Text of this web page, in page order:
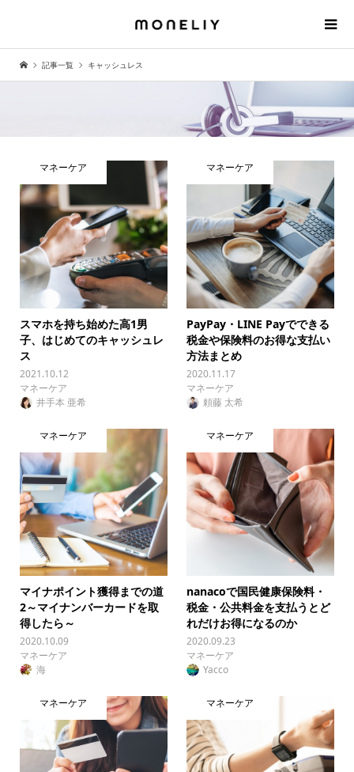
記事一覧 キャッシュレス
マネーケア
スマホを持ち始めた高1男
子、はじめてのキャッシュレ
ス
2021.10.12
マネーケア
井手本 亜希
マネーケア
PayPay・LINE Payでできる
税金や保険料のお得な支払い
方法まとめ
2020.11.17
マネーケア
頼藤 太希
マネーケア
マイナポイント獲得までの道
2～マイナンバーカードを取
得したら～
2020.10.09
マネーケア
海
マネーケア
nanacoで国民健康保険料・
税金・公共料金を支払うとど
れだけお得になるのか
2020.09.23
マネーケア
Yacco
マネーケア マネーケア